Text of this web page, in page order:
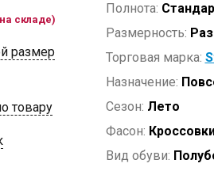
складе)
размер
товару
Полнота:
Размерность:
Торговая марка:
Назначение:
Сезон: Лето
Фасон:
Вид обуви: